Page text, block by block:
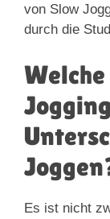
von Slow
durch die
Es ist nicht